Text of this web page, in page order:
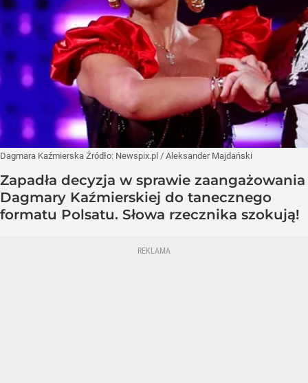
Dagmara Kaźmierska Źródło: Newspix.pl / Aleksander Majdański
Zapadła decyzja w sprawie zaangażowania
Dagmary Kaźmierskiej do tanecznego
formatu Polsatu. Słowa rzecznika szokują!